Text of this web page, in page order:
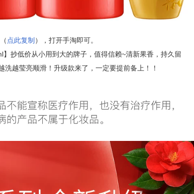
（ 点此复制 ），打开手淘即可。
抄低价从小用到大的牌子，值得信赖~清新果香，持久留
越莹亮顺滑！升级款来了，一定要提前备上！！